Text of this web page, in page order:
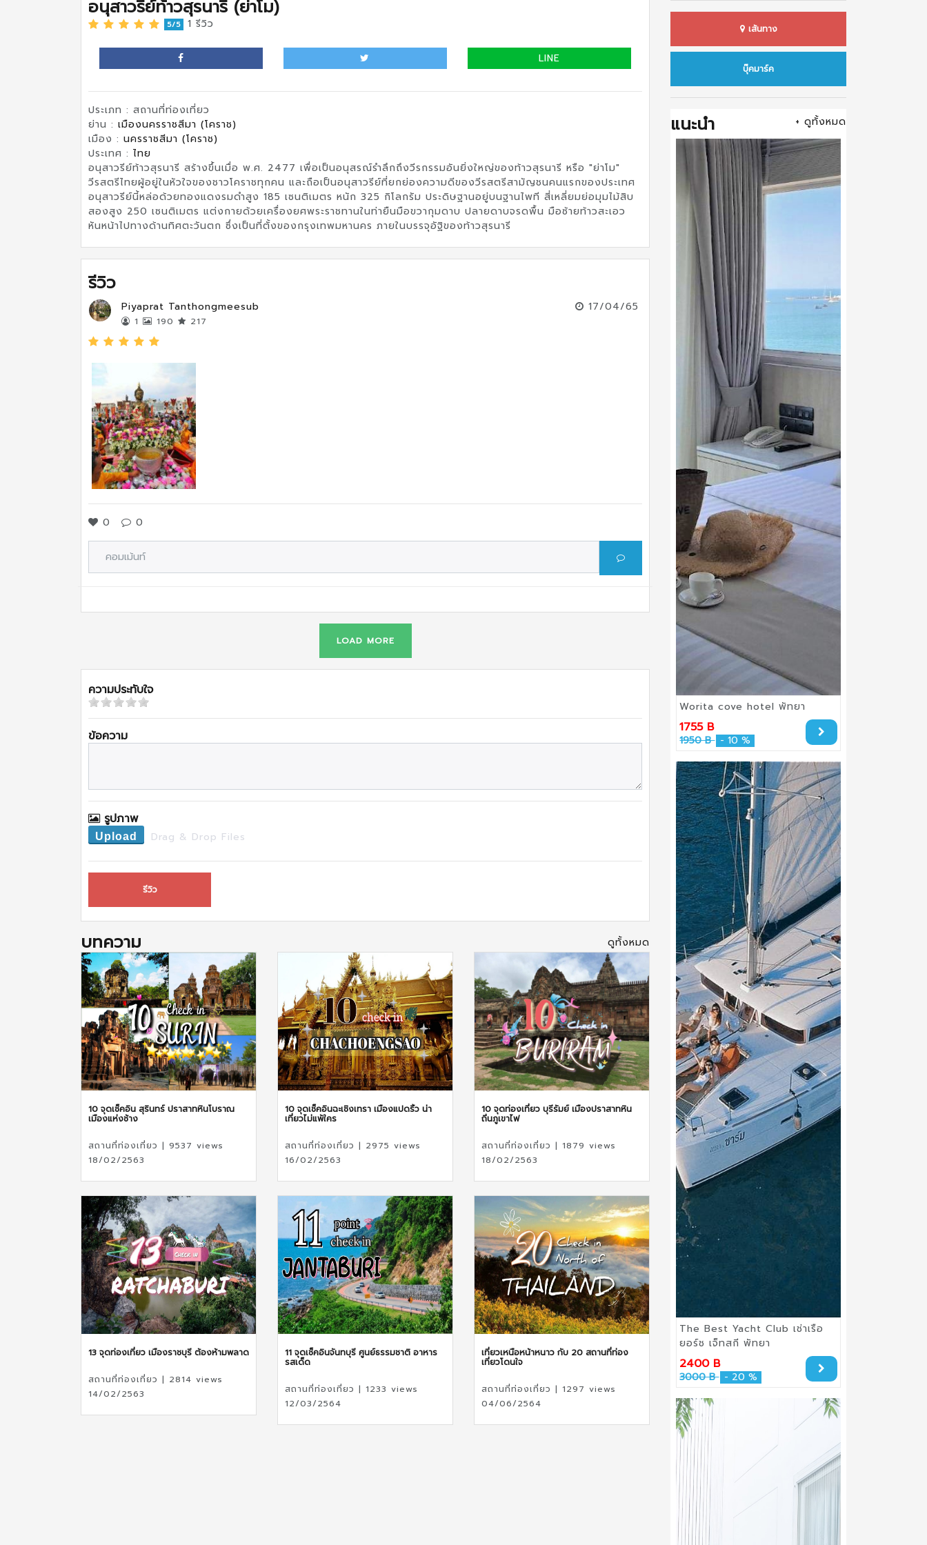
อนุสาวรีย์ท้าวสุรนารี (ย่าโม)
5/5 1 รีวิว
LINE
ประเภท : สถานที่ท่องเที่ยว
ย่าน : เมืองนครราชสีมา (โคราช)
เมือง : นครราชสีมา (โคราช)
ประเทศ : ไทย
อนุสาวรีย์ท้าวสุรนารี สร้างขึ้นเมื่อ พ.ศ. 2477 เพื่อเป็นอนุสรณ์รำลึกถึงวีรกรรมอันยิ่งใหญ่ของท้าวสุรนารี หรือ "ย่าโม"
วีรสตรีไทยผู้อยู่ในหัวใจของชาวโคราชทุกคน และถือเป็นอนุสาวรีย์ที่ยกย่องความดีของวีรสตรีสามัญชนคนแรกของประเทศ
อนุสาวรีย์นี้หล่อด้วยทองแดงรมดำสูง 185 เซนติเมตร หนัก 325 กิโลกรัม ประดิษฐานอยู่บนฐานไพที สี่เหลี่ยมย่อมุมไม้สิบ
สองสูง 250 เซนติเมตร แต่งกายด้วยเครื่องยศพระราชทานในท่ายืนมือขวากุมดาบ ปลายดาบจรดพื้น มือซ้ายท้าวสะเอว
หันหน้าไปทางด้านทิศตะวันตก ซึ่งเป็นที่ตั้งของกรุงเทพมหานคร ภายในบรรจุอัฐิของท้าวสุรนารี
รีวิว
Piyaprat Tanthongmeesub
1 190 217
17/04/65
0 0
LOAD MORE
ความประทับใจ
ข้อความ
รูปภาพ
Upload Drag & Drop Files
รีวิว
บทความ ดูทั้งหมด
10 จุดเช็คอิน สุรินทร์ ปราสาทหินโบราณ
เมืองแห่งช้าง
สถานที่ท่องเที่ยว | 9537 views
18/02/2563
10 จุดเช็คอินฉะเชิงเทรา เมืองแปดริ้ว น่า
เที่ยวไม่แพ้ใคร
สถานที่ท่องเที่ยว | 2975 views
16/02/2563
10 จุดท่องเที่ยว บุรีรัมย์ เมืองปราสาทหิน
ถิ่นภูเขาไฟ
สถานที่ท่องเที่ยว | 1879 views
18/02/2563
13 จุดท่องเที่ยว เมืองราชบุรี ต้องห้ามพลาด
สถานที่ท่องเที่ยว | 2814 views
14/02/2563
11 จุดเช็คอินจันทบุรี ศูนย์ธรรมชาติ อาหาร
รสเด็ด
สถานที่ท่องเที่ยว | 1233 views
12/03/2564
เที่ยวเหนือหน้าหนาว กับ 20 สถานที่ท่อง
เที่ยวโดนใจ
สถานที่ท่องเที่ยว | 1297 views
04/06/2564
เส้นทาง
บุ๊คมาร์ค
แนะนำ + ดูทั้งหมด
Worita cove hotel พัทยา
1755 B
1950 B - 10 %
The Best Yacht Club เช่าเรือ
ยอร์ช เจ็ทสกี พัทยา
2400 B
3000 B - 20 %